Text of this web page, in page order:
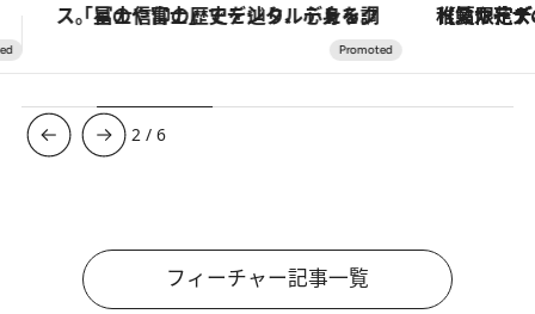
【夏限定ディナーコース】旬を迎える稚鮎や花ズッキーニなどをイタリア・トスカーナの郷土料理の手法で満喫！ ヴァシュロン・コンスタンタ
3 /6
フィーチャー記事一覧